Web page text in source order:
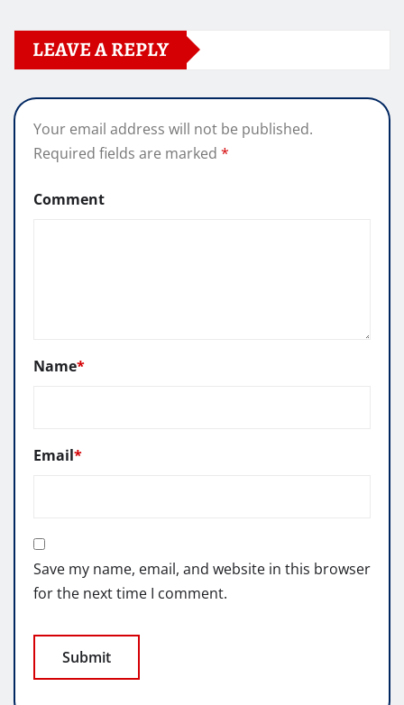
LEAVE A REPLY
Your email address will not be published.
Required fields are marked *
Comment
Name*
Email*
Save my name, email, and website in this browser
for the next time I comment.